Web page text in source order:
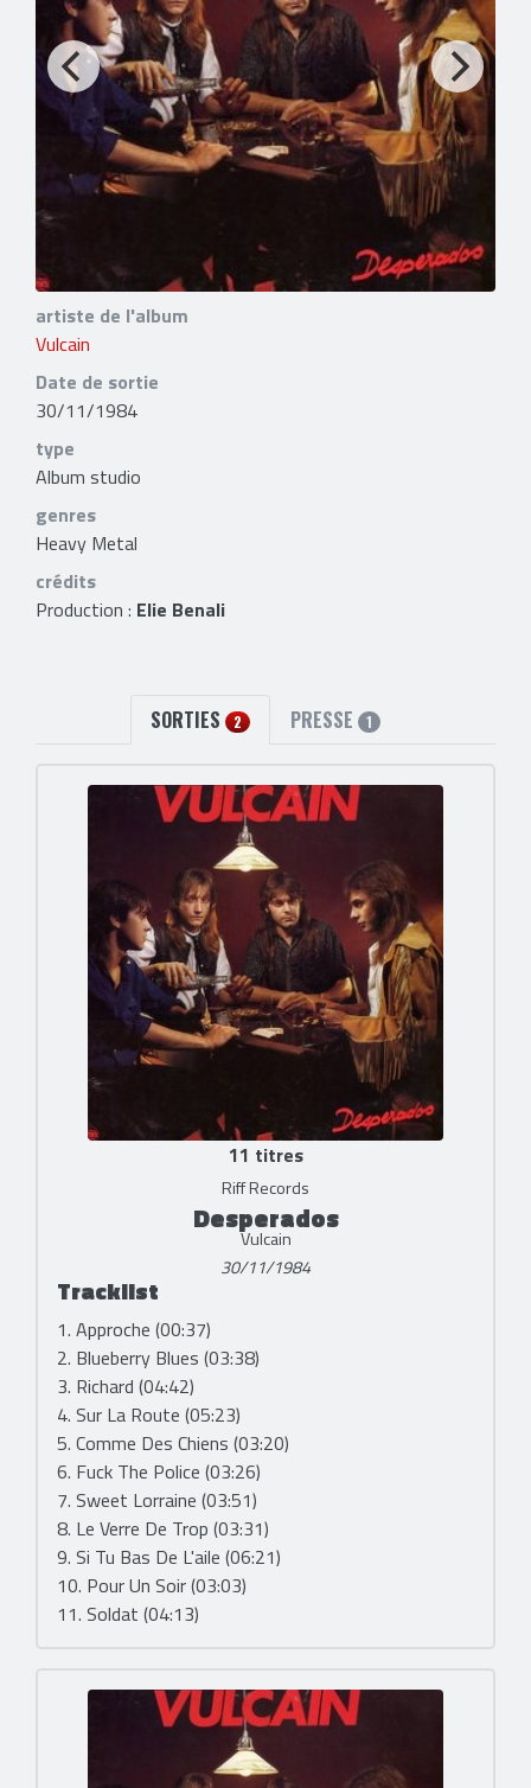
artiste de l'album
Vulcain
Date de sortie
30/11/1984
type
Album studio
genres
Heavy Metal
crédits
Production : Elie Benali
SORTIES 2 PRESSE 1
11 titres
Riff Records
Desperados
Vulcain
30/11/1984
Tracklist
1. Approche (00:37)
2. Blueberry Blues (03:38)
3. Richard (04:42)
4. Sur La Route (05:23)
5. Comme Des Chiens (03:20)
6. Fuck The Police (03:26)
7. Sweet Lorraine (03:51)
8. Le Verre De Trop (03:31)
9. Si Tu Bas De L'aile (06:21)
10. Pour Un Soir (03:03)
11. Soldat (04:13)